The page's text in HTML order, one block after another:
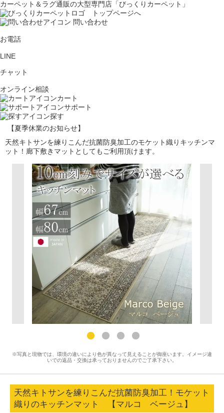
カーペット＆ラグ通販の大型専門店「びっくりカーペット」
問い合わせ
お電話
LINE
チャット
オンライン相談
カート
サポート
探す
【夏季休業のお知らせ】
天然キトサンを練りこんだ抗菌防臭加工のモケット織りキッチンマ
ット！廊下敷きマットとしてもご利用頂けます。
※写真と現物では、環境の違いにより色が異なって見えることが御座います。イメージ違
いでの返品・交換は承っておりませんのでご了承下さい。
天然キトサンを練りこんだ抗菌防臭加工！モケット
織りのキッチンマット 【マルコ ベージュ】